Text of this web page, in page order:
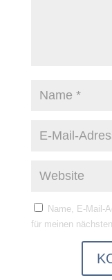
Name, E-Mail-
für meinen